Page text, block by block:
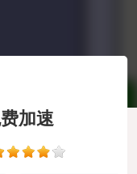
加速